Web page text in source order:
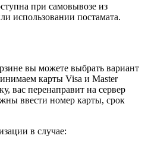
при самовывозе из
использовании постамата.
вы можете выбрать вариант
карты Visa и Master
вас перенаправит на сервер
ввести номер карты, срок
в случае: